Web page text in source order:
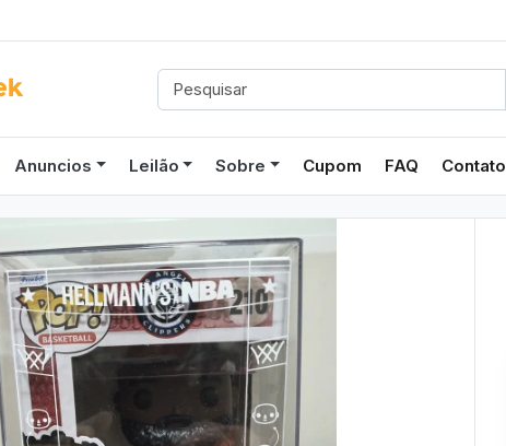
Anuncios Leilão Sobre Cupom FAQ Contato